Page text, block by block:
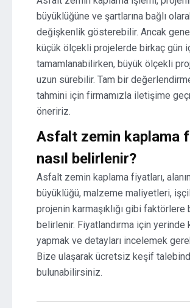
büyüklüğüne ve şartlarına bağlı
değişkenlik gösterebilir. Ancak
küçük ölçekli projelerde birkaç gün
tamamlanabilirken, büyük ölçekli
uzun sürebilir. Tam bir
tahmini için firmamızla iletişime
öneririz.
Asfalt zemin kaplama
nasıl belirlenir?
Asfalt zemin kaplama fiyatları, alanın
büyüklüğü, malzeme maliyetleri,
projenin karmaşıklığı gibi faktörlere
belirlenir. Fiyatlandırma için yerinde
yapmak ve detayları incelemek
Bize ulaşarak ücretsiz keşif
bulunabilirsiniz.